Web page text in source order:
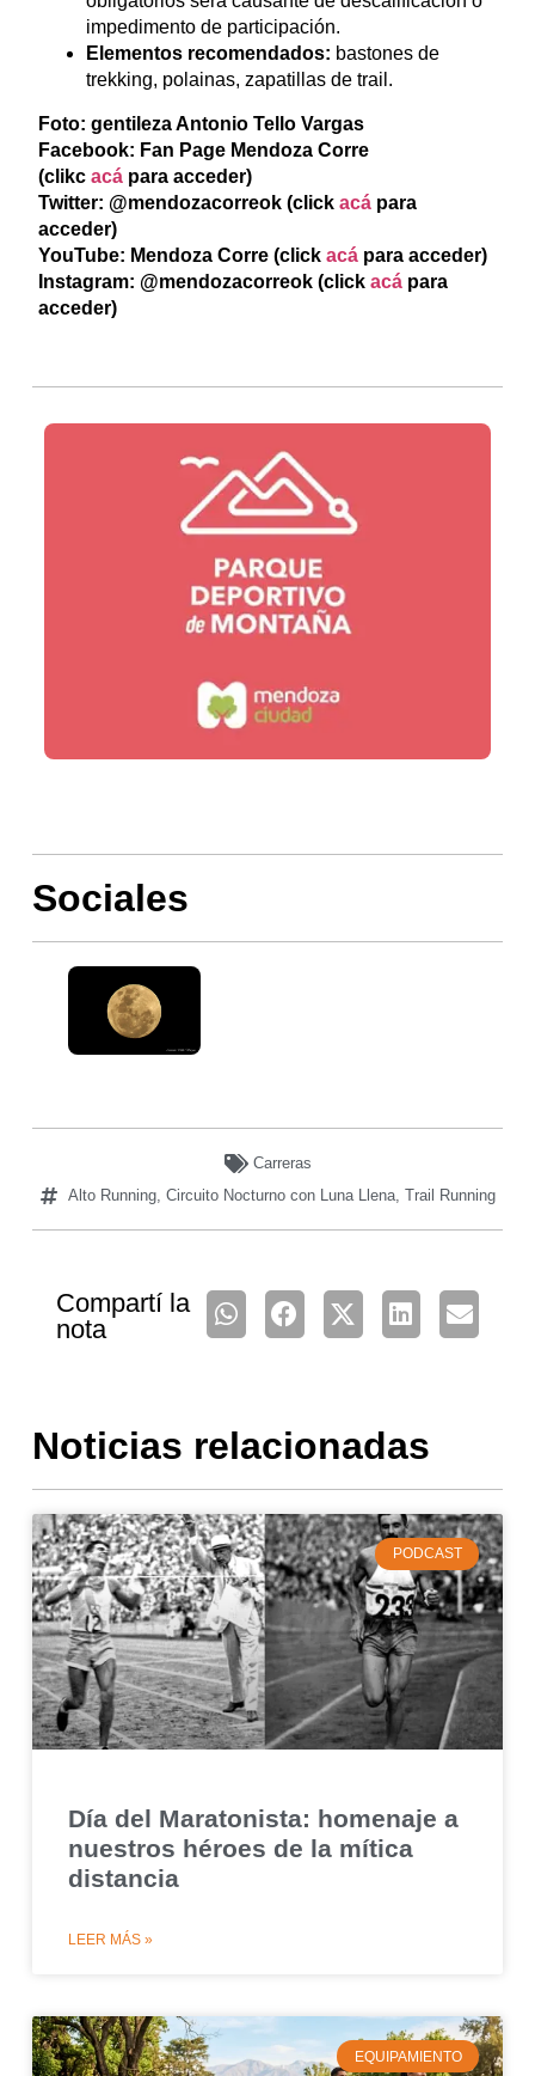
impedimento de participación.
Elementos recomendados: bastones de
trekking, polainas, zapatillas de trail.
Foto: gentileza Antonio Tello Vargas
Facebook: Fan Page Mendoza Corre
(clikc acápara acceder)
Twitter: @mendozacorreok (click acápara
acceder)
YouTube: Mendoza Corre (click acápara acceder)
Instagram: @mendozacorreok (click acápara
acceder)
Sociales
Carreras
Alto Running, Circuito Nocturno con Luna Llena, Trail Running
Compartí la
nota
Noticias relacionadas
PODCAST
Día del Maratonista: homenaje a
nuestros héroes de la mítica
distancia
LEER MÁS »
EQUIPAMIENTO